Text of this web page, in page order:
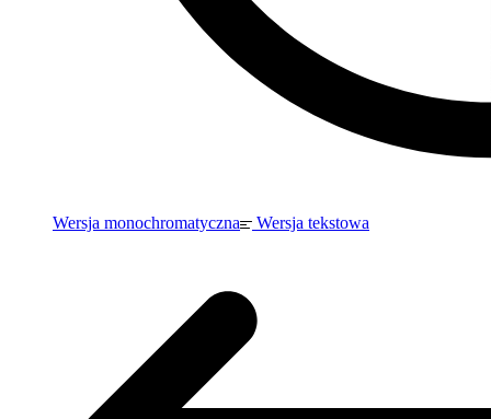
Wersja monochromatyczna Wersja tekstowa